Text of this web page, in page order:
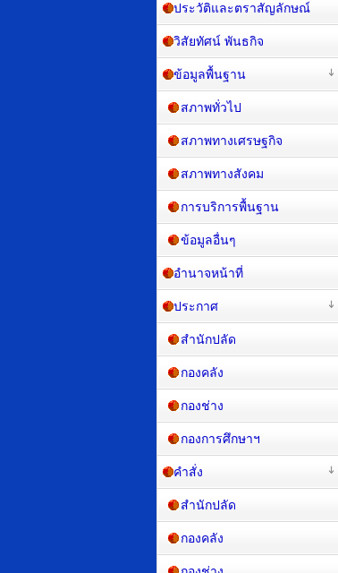
ประวัติและตราสัญลักษณ์
วิสัยทัศน์ พันธกิจ
ข้อมูลพื้นฐาน
สภาพทั่วไป
สภาพทางเศรษฐกิจ
สภาพทางสังคม
การบริการพื้นฐาน
ข้อมูลอื่นๆ
อำนาจหน้าที่
ประกาศ
สำนักปลัด
กองคลัง
กองช่าง
กองการศึกษาฯ
คำสั่ง
สำนักปลัด
กองคลัง